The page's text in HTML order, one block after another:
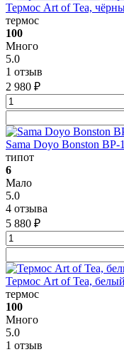
Термос Art of Tea,
термос
100
Много
5.0
1 отзыв
2 980 ₽
Sama Doyo Bonston BP-
типот
6
Мало
5.0
4 отзыва
5 880 ₽
Термос Art of Tea,
термос
100
Много
5.0
1 отзыв